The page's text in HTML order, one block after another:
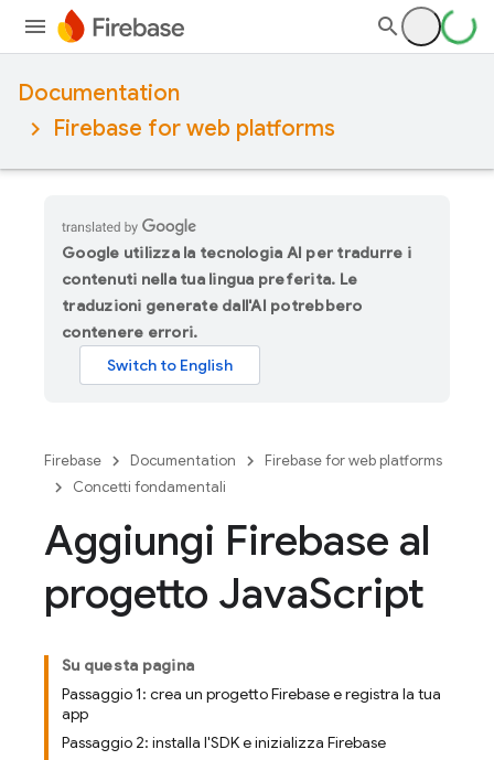
Documentation
Firebase for web platforms
Google utilizza la tecnologia AI per tradurre i
contenuti nella tua lingua preferita. Le
traduzioni generate dall'AI potrebbero
contenere errori.
Firebase Documentation
Firebase for web platforms
Concetti fondamentali
Aggiungi Firebase al
progetto JavaScript
Su questa pagina
Passaggio 1: crea un progetto Firebase e registra la tua
app
Passaggio 2: installa l'SDK e inizializza Firebase